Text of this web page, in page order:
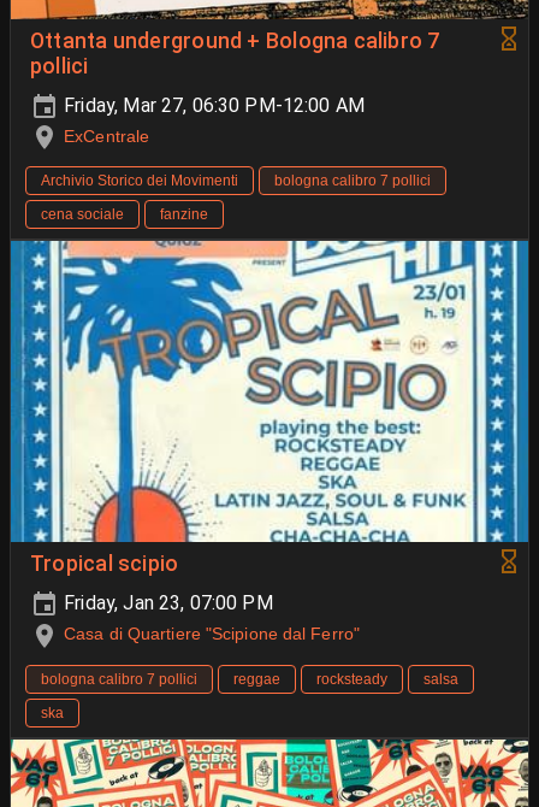
Ottanta underground + Bologna calibro 7
pollici
Friday, Mar 27, 06:30 PM-12:00 AM
ExCentrale
Archivio Storico dei Movimenti
bologna calibro 7 pollici
cena sociale
fanzine
Tropical scipio
Friday, Jan 23, 07:00 PM
Casa di Quartiere "Scipione dal Ferro"
bologna calibro 7 pollici reggae rocksteady
salsa
ska